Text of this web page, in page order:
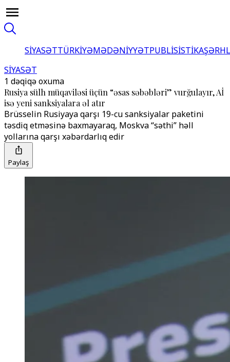
SİYASƏTTÜRKİYƏMƏDƏNİYYƏTPUBLİSİSTİKA
SİYASƏT
1 dəqiqə oxuma
Rusiya sülh müqaviləsi üçün “əsas səbəbləri” vurğulayır, Aİ
isə yeni sanksiyalara əl atır
Brüsselin Rusiyaya qarşı 19-cu sanksiyalar paketini
təsdiq etməsinə baxmayaraq, Moskva “səthi” həll
yollarına qarşı xəbərdarlıq edir
Paylaş